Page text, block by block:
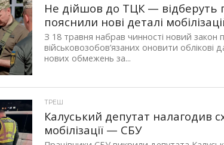
Не дійшов до ТЦК —
пояснили нові деталі
З 18 травня набрав чинності новий закон
військовозобов’язаних оновити облікові
нових обмежень за...
ТРЕШ
Калуський депутат налагодив
мобілізації — СБУ